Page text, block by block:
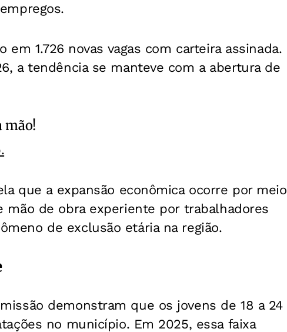
1.726 novas vagas com carteira assinada.
a tendência se manteve com a abertura de
mão!
que a expansão econômica ocorre por meio
mão de obra experiente por trabalhadores
de exclusão etária na região.
demonstram que os jovens de 18 a 24
no município. Em 2025, essa faixa